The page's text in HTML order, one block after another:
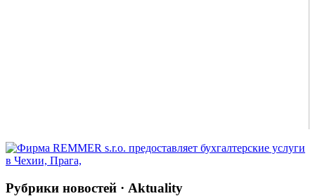
Рубрики новостей · Aktuality